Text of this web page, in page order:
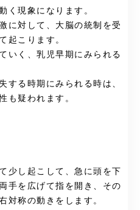
く現象になります。
に対して、大脳の統制を受
起こります。
いく、乳児早期にみられる
する時期にみられる時は、
も疑われます。
少し起こして、急に頭を下
手を広げて指を開き、その
対称の動きをします。